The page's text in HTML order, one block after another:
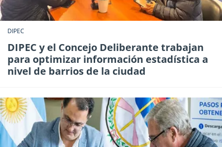
DIPEC
DIPEC y el Concejo Deliberante trabajan
para optimizar información estadística a
nivel de barrios de la ciudad